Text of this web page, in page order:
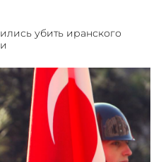
убить иранского